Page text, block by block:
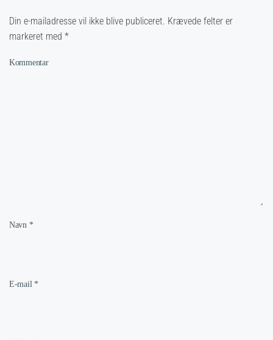
Din e-mailadresse vil ikke blive publiceret. Krævede felter er
markeret med *
Kommentar
Navn *
E-mail *